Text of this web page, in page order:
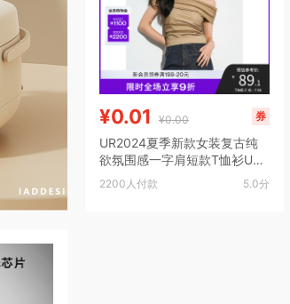
¥0.01 ¥0.00 券
UR2024夏季新款女装复古纯
欲氛围感一字肩短款T恤衫UW
G440060
2200人付款 5.0分